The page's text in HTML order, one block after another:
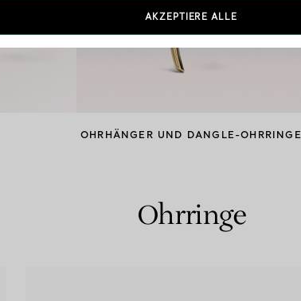
OHRHÄNGER UND DANGLE-OHRRINGE
Ohrringe
AKZEPTIERE ALLE